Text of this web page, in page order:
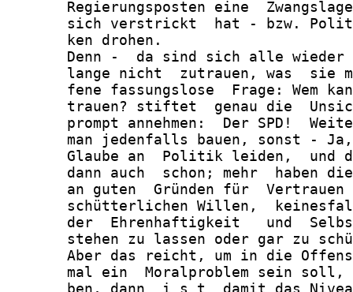
Regierungsposten eine
sich verstrickt  hat - bzw.
       ken drohen.
Denn -  da sind sich alle
lange nicht  zutrauen, was  sie
fene fassungslose  Frage: Wem
trauen? stiftet  genau die
prompt annehmen:  Der SPD!
man jedenfalls bauen, sonst -
Glaube an  Politik leiden,  und
dann auch  schon; mehr  haben
an guten  Gründen für
schütterlichen Willen,
der  Ehrenhaftigkeit   und
stehen zu lassen oder gar zu
Aber das reicht, um in die
mal ein  Moralproblem sein